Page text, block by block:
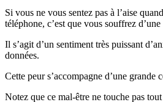
Si vous ne vous sentez pas à l’aise
téléphone, c’est que vous souffrez
Il s’agit d’un sentiment très puissant
données.
Cette peur s’accompagne d’une grande
Notez que ce mal-être ne touche pas